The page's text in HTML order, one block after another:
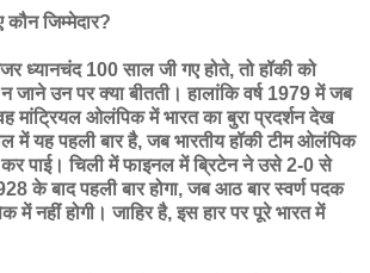
कौन जिम्मेदार?
ध्यानचंद 100 साल जी गए होते, तो हॉकी को
उन पर क्या बीतती। हालांकि वर्ष 1979 में जब
मांट्रियल ओलंपिक में भारत का बुरा प्रदर्शन देख
यह पहली बार है, जब भारतीय हॉकी टीम ओलंपिक
कर पाई। चिली में फाइनल में ब्रिटेन ने उसे 2-0 से
के बाद पहली बार होगा, जब आठ बार स्वर्ण पदक
में नहीं होगी। जाहिर है, इस हार पर पूरे भारत में